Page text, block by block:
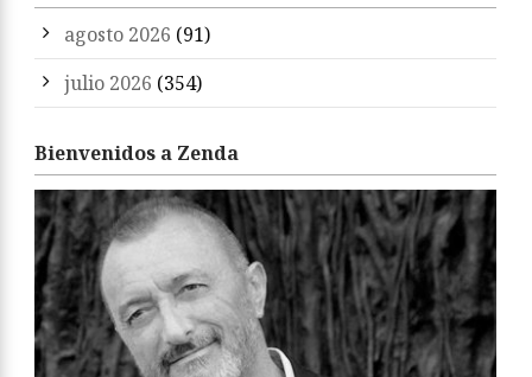
agosto 2026 (91)
julio 2026 (354)
Bienvenidos a Zenda